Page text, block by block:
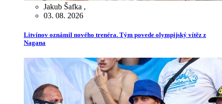
Jakub Šafka ,
03. 08. 2026
Litvínov oznámil nového trenéra. Tým povede olympijský vítěz z
Nagana